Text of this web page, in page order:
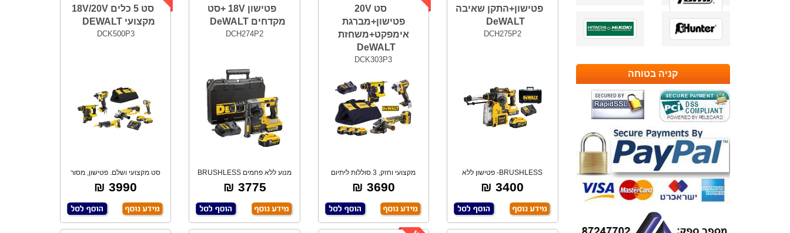
פטישון+התקן שאיבה
DeWALT
DCH275P2
BRUSHLESS- פטישון ללא
פחמים. 2.1J-ג'אול
3400 ₪
סט 20V
פטישון+מברגת
אימפקט+משחזת
DeWALT
DCK303P3
מקצועי וחזק, 3 סוללות ליתיום
5Ah אמפר, ב
3690 ₪
פטישון 18V +סט
מקדחים DeWALT
DCH274P2
מנוע ללא פחמים BRUSHLESS
מקצועי, איכותי
3775 ₪
סט 5 כלים 18V/20V
מקצועי DEWALT
DCK500P3
סט מקצועי ושלם. פטישון, מסור
חרב, משחזת,
3990 ₪
קניה בטוחה